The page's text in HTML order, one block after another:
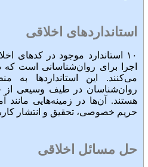
استانداردهای اخلاقی
اجرا برای روان‌شناسانی است که
می‌کنند. این استاندارد‌ها به
روان‌شناسان در طیف وسیعی از
هستند. آن‌ها در زمینه‌هایی مانند
حریم خصوصی، تحقیق و انتشار
حل مسائل اخلاقی